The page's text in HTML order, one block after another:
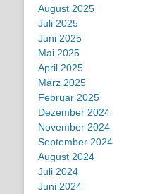
August 2025
Juli 2025
Juni 2025
Mai 2025
April 2025
März 2025
Februar 2025
Dezember 2024
November 2024
September 2024
August 2024
Juli 2024
Juni 2024